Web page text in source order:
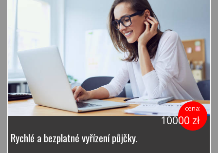
cena:
10000 zł
Rychlé a bezplatné vyřízení půjčky.